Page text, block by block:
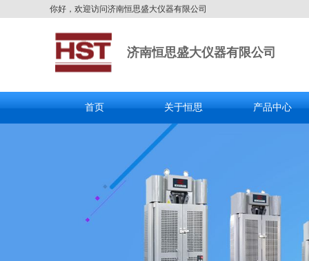
你好，欢迎访问济南恒思盛大仪器有限公司
济南恒思盛大仪器有限公司
首页 关于恒思 产品中心